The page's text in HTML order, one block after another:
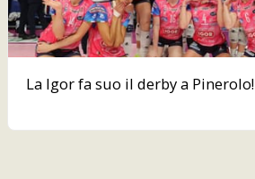
La Igor fa suo il derby a Pinerolo!